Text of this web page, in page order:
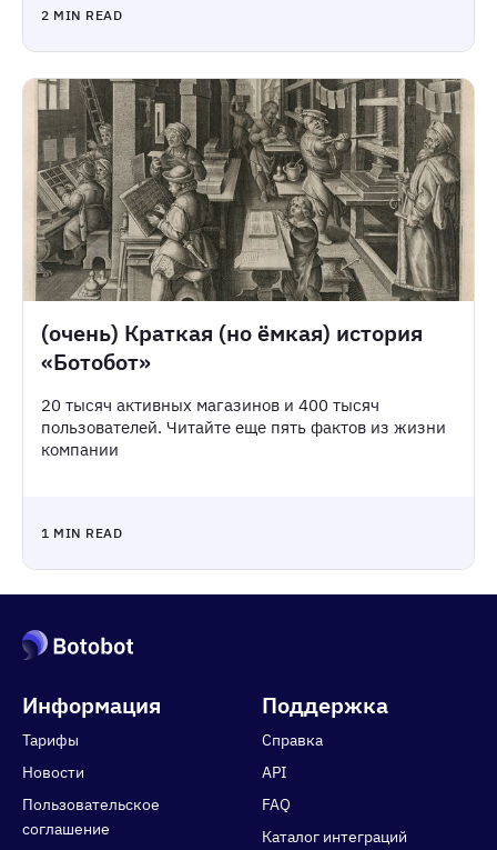
2 MIN READ
(очень) Краткая (но ёмкая) история
«Ботобот»
20 тысяч активных магазинов и 400 тысяч
пользователей. Читайте еще пять фактов из жизни
компании
1 MIN READ
Информация
Тарифы
Новости
Пользовательское
соглашение
Поддержка
Справка
API
FAQ
Каталог интеграций